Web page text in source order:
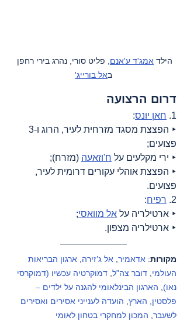
הילד אמג'ד ע'אנם, פליט סורי, נהרג בירי רחפן
באל בורייג'
דרום הרצועה
1. חאן יונס:
פצועים;
‣ ירי מקלעים על ח'וזאעה (מזרח);
‣ הפצצת אוהלי עקורים דרומית לעיר,
פצועים.
2. רפיח:
‣ ארטילריה על אל מוואסי;
‣ ארטילריה מצפון.
מקורות: אדאמיר, אל ג’זירה, ארגון הבריאות
העולמי, דובר צה"ל, דמוקרטיה עכשיו (דמוקרסי
נאו), הארגון הבינלאומי להגנה על ילדים –
פלסטין, הארץ, הועדה לענייני אסירים ואסירים
לשעבר, המכון למחקרי בטחון לאומי